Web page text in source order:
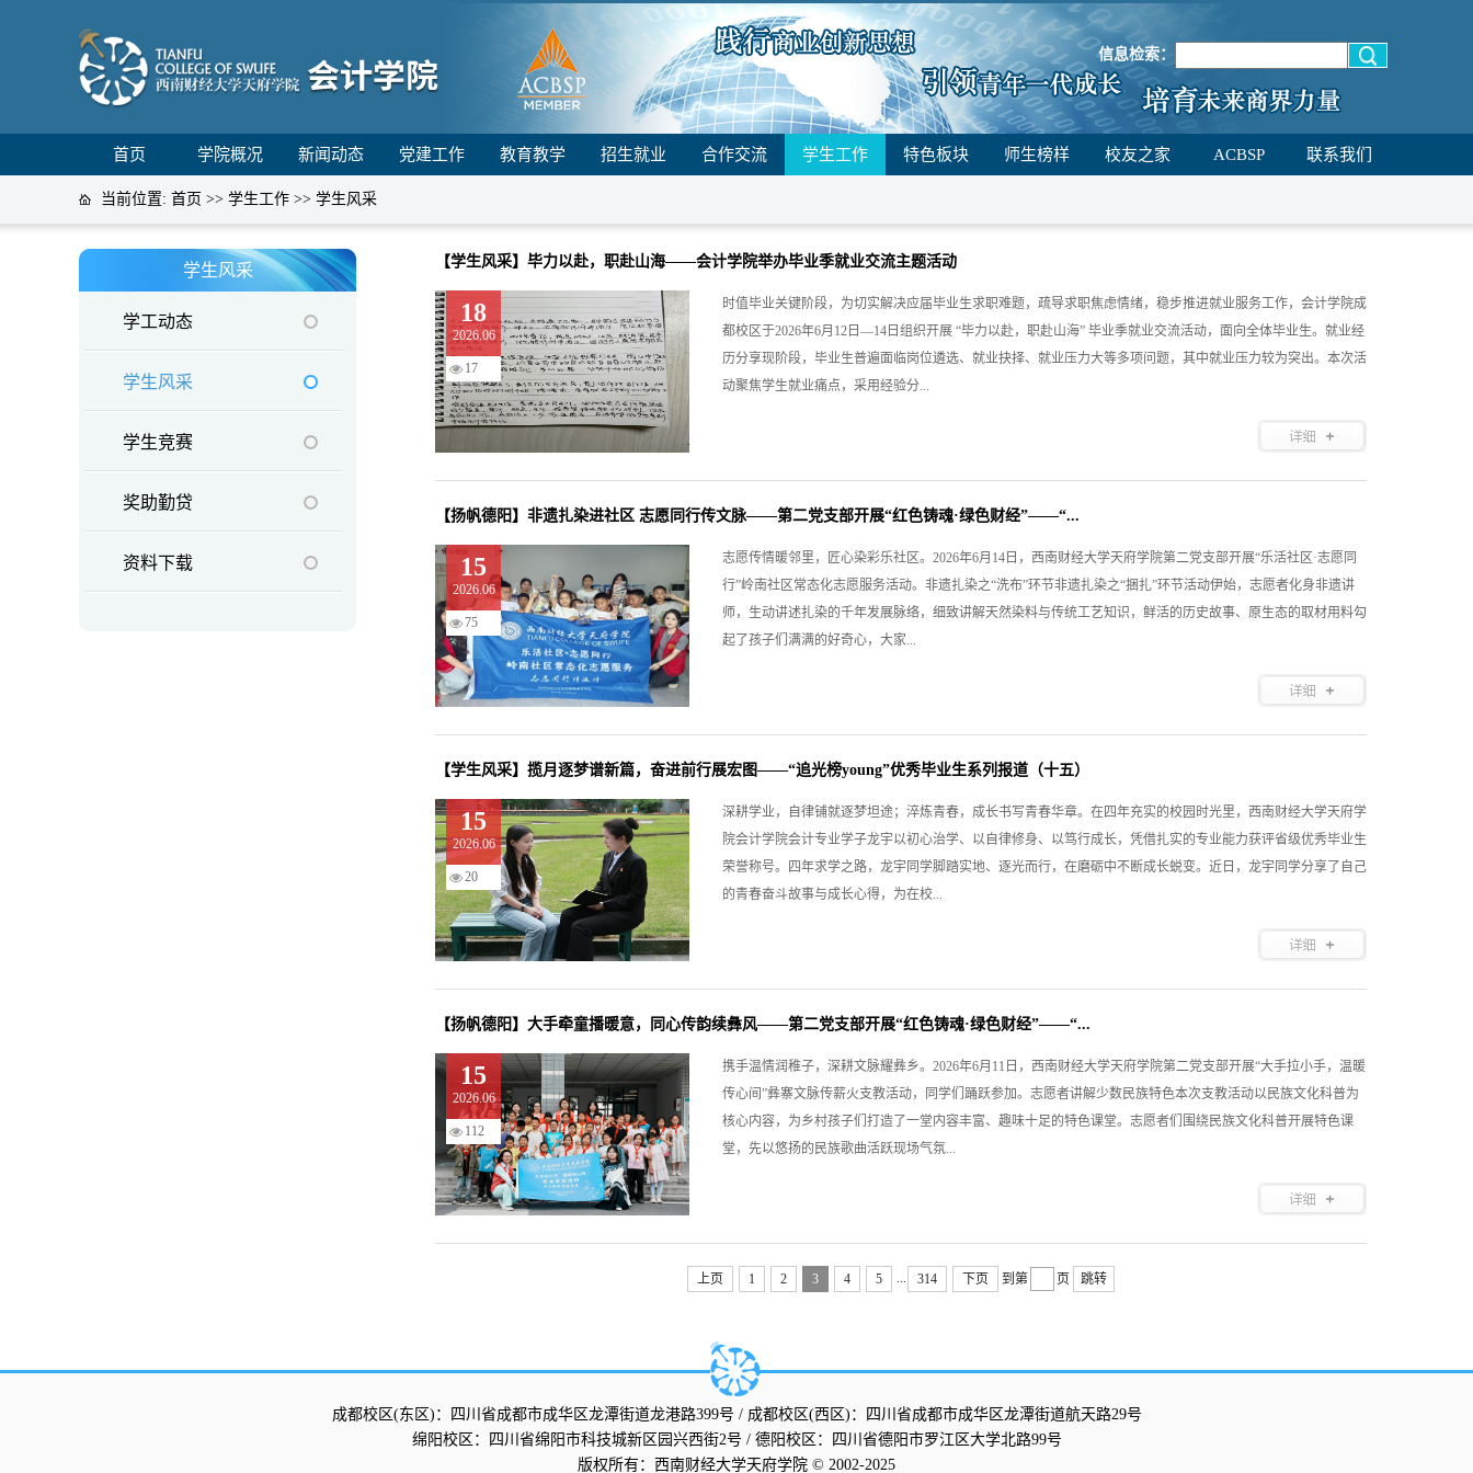
信息检索：
首页 学院概况 新闻动态 党建工作 教育教学 招生就业 合作交流 学生工作 特色板块 师生榜样 校友之家 ACBSP 联系我们
当前位置: 首页 >> 学生工作 >> 学生风采
学生风采
学工动态
学生风采
学生竞赛
奖助勤贷
资料下载
【学生风采】毕力以赴，职赴山海——会计学院举办毕业季就业交流主题活动
18
2026.06
17
时值毕业关键阶段，为切实解决应届毕业生求职难题，疏导求职焦虑情绪，稳步推进就业服务工作，会计学院成
都校区于2026年6月12日—14日组织开展 “毕力以赴，职赴山海” 毕业季就业交流活动，面向全体毕业生。就业经
历分享现阶段，毕业生普遍面临岗位遴选、就业抉择、就业压力大等多项问题，其中就业压力较为突出。本次活
动聚焦学生就业痛点，采用经验分...
【扬帆德阳】非遗扎染进社区 志愿同行传文脉——第二党支部开展“红色铸魂·绿色财经”——“...
15
2026.06
75
志愿传情暖邻里，匠心染彩乐社区。2026年6月14日，西南财经大学天府学院第二党支部开展“乐活社区·志愿同
行”岭南社区常态化志愿服务活动。非遗扎染之“洗布”环节非遗扎染之“捆扎”环节活动伊始，志愿者化身非遗讲
师，生动讲述扎染的千年发展脉络，细致讲解天然染料与传统工艺知识，鲜活的历史故事、原生态的取材用料勾
起了孩子们满满的好奇心，大家...
【学生风采】揽月逐梦谱新篇，奋进前行展宏图——“追光榜young”优秀毕业生系列报道（十五）
15
2026.06
20
深耕学业，自律铺就逐梦坦途；淬炼青春，成长书写青春华章。在四年充实的校园时光里，西南财经大学天府学
院会计学院会计专业学子龙宇以初心治学、以自律修身、以笃行成长，凭借扎实的专业能力获评省级优秀毕业生
荣誉称号。四年求学之路，龙宇同学脚踏实地、逐光而行，在磨砺中不断成长蜕变。近日，龙宇同学分享了自己
的青春奋斗故事与成长心得，为在校...
【扬帆德阳】大手牵童播暖意，同心传韵续彝风——第二党支部开展“红色铸魂·绿色财经”——“...
15
2026.06
112
携手温情润稚子，深耕文脉耀彝乡。2026年6月11日，西南财经大学天府学院第二党支部开展“大手拉小手，温暖
传心间”彝寨文脉传薪火支教活动，同学们踊跃参加。志愿者讲解少数民族特色本次支教活动以民族文化科普为
核心内容，为乡村孩子们打造了一堂内容丰富、趣味十足的特色课堂。志愿者们围绕民族文化科普开展特色课
堂，先以悠扬的民族歌曲活跃现场气氛...
上页 1 2 3 4 5 314 下页 到第 页 跳转
成都校区(东区)：四川省成都市成华区龙潭街道龙港路399号 / 成都校区(西区)：四川省成都市成华区龙潭街道航天路29号
绵阳校区：四川省绵阳市科技城新区园兴西街2号 / 德阳校区：四川省德阳市罗江区大学北路99号
版权所有：西南财经大学天府学院 © 2002-2025